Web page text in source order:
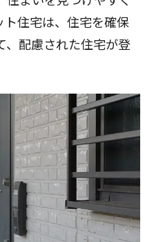
ト住宅は、住宅を確保
、配慮された住宅が登